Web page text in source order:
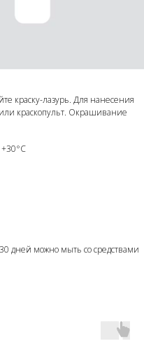
краску-лазурь. Для нанесения
краскопульт. Окрашивание
+30°С
дней можно мыть со средствами